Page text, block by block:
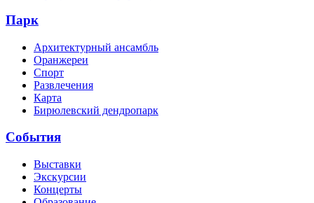
Парк
Архитектурный ансамбль
Оранжереи
Спорт
Развлечения
Карта
Бирюлевский дендропарк
События
Выставки
Экскурсии
Концерты